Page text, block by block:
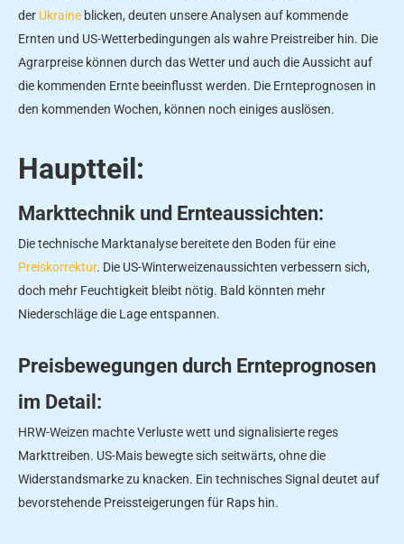
der Ukraine blicken, deuten unsere Analysen auf kommende
Ernten und US-Wetterbedingungen als wahre Preistreiber hin. Die
Agrarpreise können durch das Wetter und auch die Aussicht auf
die kommenden Ernte beeinflusst werden. Die Ernteprognosen in
den kommenden Wochen, können noch einiges auslösen.
Hauptteil:
Markttechnik und Ernteaussichten:
Die technische Marktanalyse bereitete den Boden für eine
Preiskorrektur. Die US-Winterweizenaussichten verbessern sich,
doch mehr Feuchtigkeit bleibt nötig. Bald könnten mehr
Niederschläge die Lage entspannen.
Preisbewegungen durch Ernteprognosen
im Detail:
HRW-Weizen machte Verluste wett und signalisierte reges
Markttreiben. US-Mais bewegte sich seitwärts, ohne die
Widerstandsmarke zu knacken. Ein technisches Signal deutet auf
bevorstehende Preissteigerungen für Raps hin.